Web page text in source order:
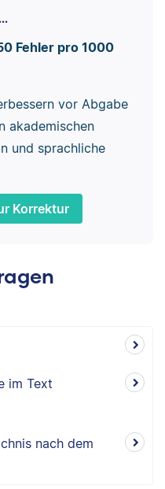
Fehler pro 1000
vor Abgabe
akademischen
und sprachliche
Korrektur
im Text
nach dem